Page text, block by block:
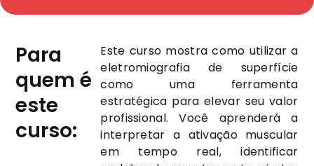
Para
quem é
este
curso:
Este curso mostra como utilizar a
eletromiografia de superfície
como uma ferramenta
estratégica para elevar seu valor
profissional. Você aprenderá a
interpretar a ativação muscular
em tempo real, identificar